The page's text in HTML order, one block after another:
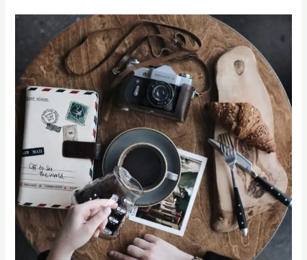
高
課
2026，
SCA
咖
啡
課
程，
咖
啡